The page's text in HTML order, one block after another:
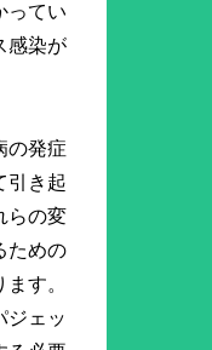
ってい
感染が
の発症
引き起
らの変
ための
す。
ジェッ